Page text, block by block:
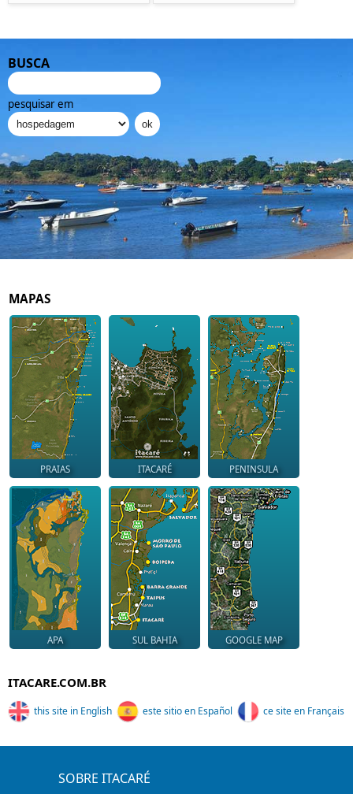
BUSCA
pesquisar em
MAPAS
PRAIAS ITACARÉ PENINSULA
APA SUL BAHIA GOOGLE MAP
ITACARE.COM.BR
this site in English este sitio en Español ce site en Français
SOBRE ITACARÉ